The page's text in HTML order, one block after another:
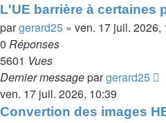
L'UE barrière à certaines
pargerard25 » ven. 17 juil. 2026,
0 Réponses
5601 Vues
Dernier messagepargerard25
ven. 17 juil. 2026, 10:39
Convertion des images